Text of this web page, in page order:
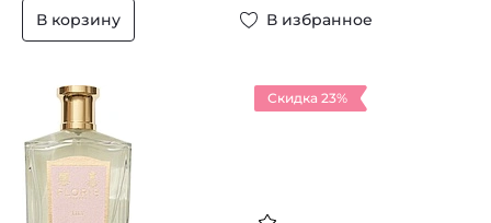
В корзину В избранное
Скидка 23%